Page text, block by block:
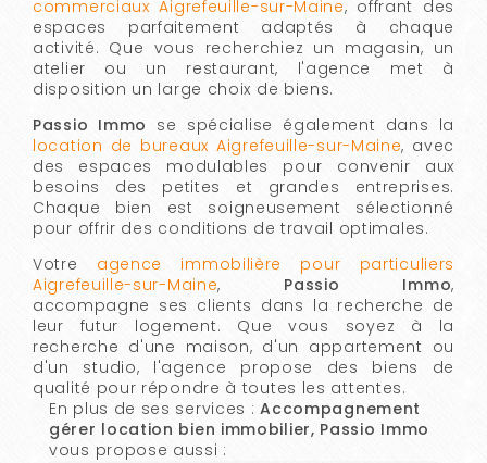
commerciaux Aigrefeuille-sur-Maine, offrant des
espaces parfaitement adaptés à chaque
activité. Que vous recherchiez un magasin, un
atelier ou un restaurant, l'agence met à
disposition un large choix de biens.
Passio Immo se spécialise également dans la
location de bureaux Aigrefeuille-sur-Maine, avec
des espaces modulables pour convenir aux
besoins des petites et grandes entreprises.
Chaque bien est soigneusement sélectionné
pour offrir des conditions de travail optimales.
Votre agence immobilière pour particuliers
Aigrefeuille-sur-Maine, Passio Immo,
accompagne ses clients dans la recherche de
leur futur logement. Que vous soyez à la
recherche d'une maison, d'un appartement ou
d'un studio, l'agence propose des biens de
qualité pour répondre à toutes les attentes.
En plus de ses services :Accompagnement
gérer location bien immobilier, Passio Immo
vous propose aussi :